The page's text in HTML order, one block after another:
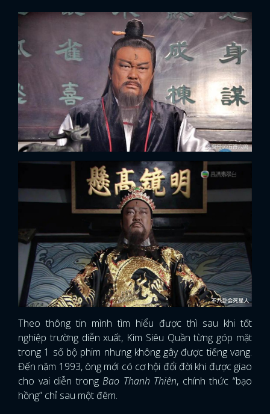
Theo thông tin mình tìm hiểu được thì sau khi tốt
nghiệp trường diễn xuất, Kim Siêu Quần từng góp mặt
trong 1 số bộ phim nhưng không gây được tiếng vang.
Đến năm 1993, ông mới có cơ hội đổi đời khi được giao
cho vai diễn trongBao Thanh Thiên, chính thức “bạo
hồng” chỉ sau một đêm.